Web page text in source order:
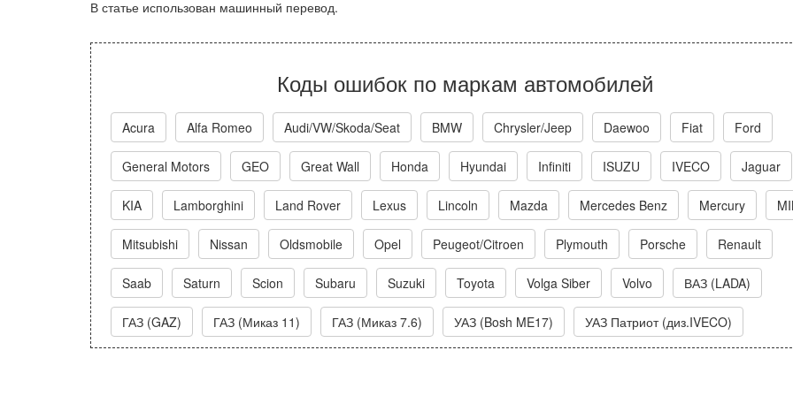
В статье использован машинный перевод.
Коды ошибок по маркам автомобилей
Acura Alfa Romeo Audi/VW/Skoda/Seat BMW Chrysler/Jeep Daewoo Fiat Ford
General Motors GEO Great Wall Honda Hyundai Infiniti ISUZU IVECO Jaguar
KIA Lamborghini Land Rover Lexus Lincoln Mazda Mercedes Benz Mercury
Mitsubishi Nissan Oldsmobile Opel Peugeot/Citroen Plymouth Porsche Renault
Saab Saturn Scion Subaru Suzuki Toyota Volga Siber Volvo ВАЗ (LADA)
ГАЗ (GAZ) ГАЗ (Миказ 11) ГАЗ (Миказ 7.6) УАЗ (Bosh ME17) УАЗ Патриот (диз.IVECO)